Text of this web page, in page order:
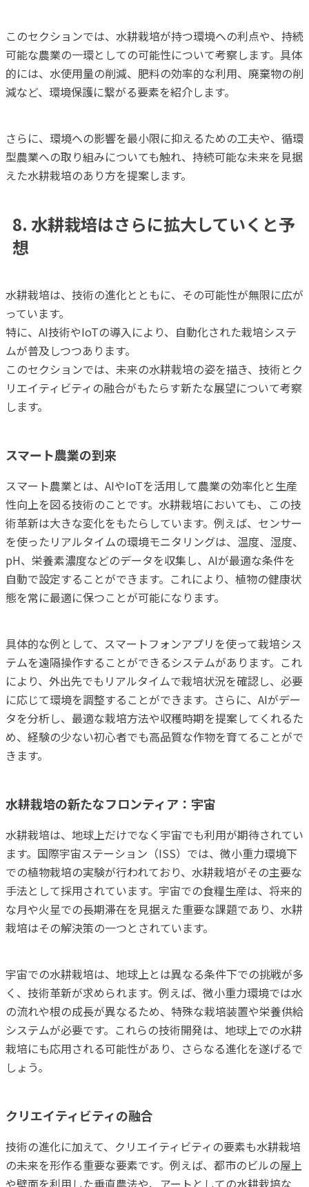
このセクションでは、水耕栽培が持つ環境への利点や、持続
可能な農業の一環としての可能性について考察します。具体
的には、水使用量の削減、肥料の効率的な利用、廃棄物の削
減など、環境保護に繋がる要素を紹介します。
さらに、環境への影響を最小限に抑えるための工夫や、循環
型農業への取り組みについても触れ、持続可能な未来を見据
えた水耕栽培のあり方を提案します。
8. 水耕栽培はさらに拡大していくと予
想
水耕栽培は、技術の進化とともに、その可能性が無限に広が
っています。
特に、AI技術やIoTの導入により、自動化された栽培システ
ムが普及しつつあります。
このセクションでは、未来の水耕栽培の姿を描き、技術とク
リエイティビティの融合がもたらす新たな展望について考察
します。
スマート農業の到来
スマート農業とは、AIやIoTを活用して農業の効率化と生産
性向上を図る技術のことです。水耕栽培においても、この技
術革新は大きな変化をもたらしています。例えば、センサー
を使ったリアルタイムの環境モニタリングは、温度、湿度、
pH、栄養素濃度などのデータを収集し、AIが最適な条件を
自動で設定することができます。これにより、植物の健康状
態を常に最適に保つことが可能になります。
具体的な例として、スマートフォンアプリを使って栽培シス
テムを遠隔操作することができるシステムがあります。これ
により、外出先でもリアルタイムで栽培状況を確認し、必要
に応じて環境を調整することができます。さらに、AIがデー
タを分析し、最適な栽培方法や収穫時期を提案してくれるた
め、経験の少ない初心者でも高品質な作物を育てることがで
きます。
水耕栽培の新たなフロンティア：宇宙
水耕栽培は、地球上だけでなく宇宙でも利用が期待されてい
ます。国際宇宙ステーション（ISS）では、微小重力環境下
での植物栽培の実験が行われており、水耕栽培がその主要な
手法として採用されています。宇宙での食糧生産は、将来的
な月や火星での長期滞在を見据えた重要な課題であり、水耕
栽培はその解決策の一つとされています。
宇宙での水耕栽培は、地球上とは異なる条件下での挑戦が多
く、技術革新が求められます。例えば、微小重力環境では水
の流れや根の成長が異なるため、特殊な栽培装置や栄養供給
システムが必要です。これらの技術開発は、地球上での水耕
栽培にも応用される可能性があり、さらなる進化を遂げるで
しょう。
クリエイティビティの融合
技術の進化に加えて、クリエイティビティの要素も水耕栽培
の未来を形作る重要な要素です。例えば、都市のビルの屋上
や壁面を利用した垂直農法や、アートとしての水耕栽培な